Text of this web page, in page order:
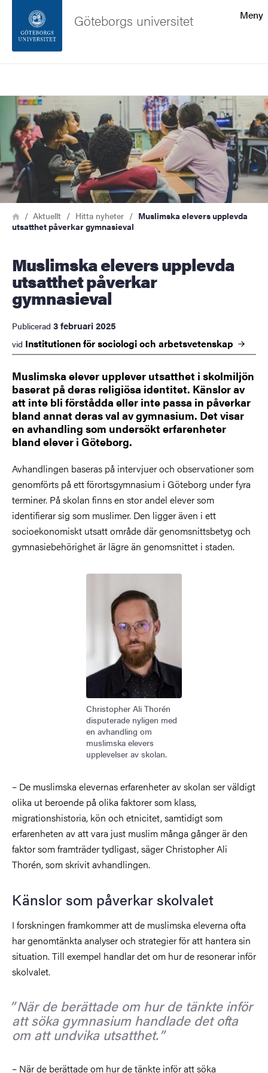
Sidfoten
Om webbplatsen
Meny
Göteborgs universitet
Bild
Länkstig
HemAktuellt Hitta nyheter
Muslimska elevers upplevda
utsatthet påverkar gymnasieval
Muslimska elevers upplevda
utsatthet påverkar
gymnasieval
Publicerad 3 februari 2025
vid Institutionen för sociologi och arbetsvetenskap
Muslimska elever upplever utsatthet i skolmiljön
baserat på deras religiösa identitet. Känslor av
att inte bli förstådda eller inte passa in påverkar
bland annat deras val av gymnasium. Det visar
en avhandling som undersökt erfarenheter
bland elever i Göteborg.
Avhandlingen baseras på intervjuer och observationer som
genomförts på ett förortsgymnasium i Göteborg under fyra
terminer. På skolan finns en stor andel elever som
identifierar sig som muslimer. Den ligger även i ett
socioekonomiskt utsatt område där genomsnittsbetyg och
gymnasiebehörighet är lägre än genomsnittet i staden.
Bild
Christopher Ali Thorén
disputerade nyligen med
en avhandling om
muslimska elevers
upplevelser av skolan.
– De muslimska elevernas erfarenheter av skolan ser väldigt
olika ut beroende på olika faktorer som klass,
migrationshistoria, kön och etnicitet, samtidigt som
erfarenheten av att vara just muslim många gånger är den
faktor som framträder tydligast, säger Christopher Ali
Thorén, som skrivit avhandlingen.
Känslor som påverkar skolvalet
I forskningen framkommer att de muslimska eleverna ofta
har genomtänkta analyser och strategier för att hantera sin
situation. Till exempel handlar det om hur de resonerar inför
skolvalet.
När de berättade om hur de tänkte inför
att söka gymnasium handlade det ofta
om att undvika utsatthet.
– När de berättade om hur de tänkte inför att söka